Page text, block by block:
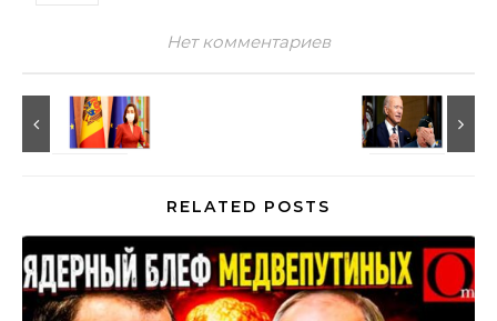
Нет комментариев
RELATED POSTS